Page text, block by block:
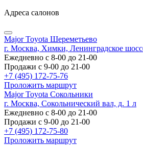
Адреса салонов
Major Toyota Шереметьево
г. Москва, Химки, Ленинградское
Ежедневно с 8-00 до 21-00
Продажи с 9-00 до 21-00
+7 (495) 172-75-76
Проложить маршрут
Major Toyota Сокольники
г. Москва, Сокольнический вал, д. 1 л
Ежедневно с 8-00 до 21-00
Продажи с 9-00 до 21-00
+7 (495) 172-75-80
Проложить маршрут